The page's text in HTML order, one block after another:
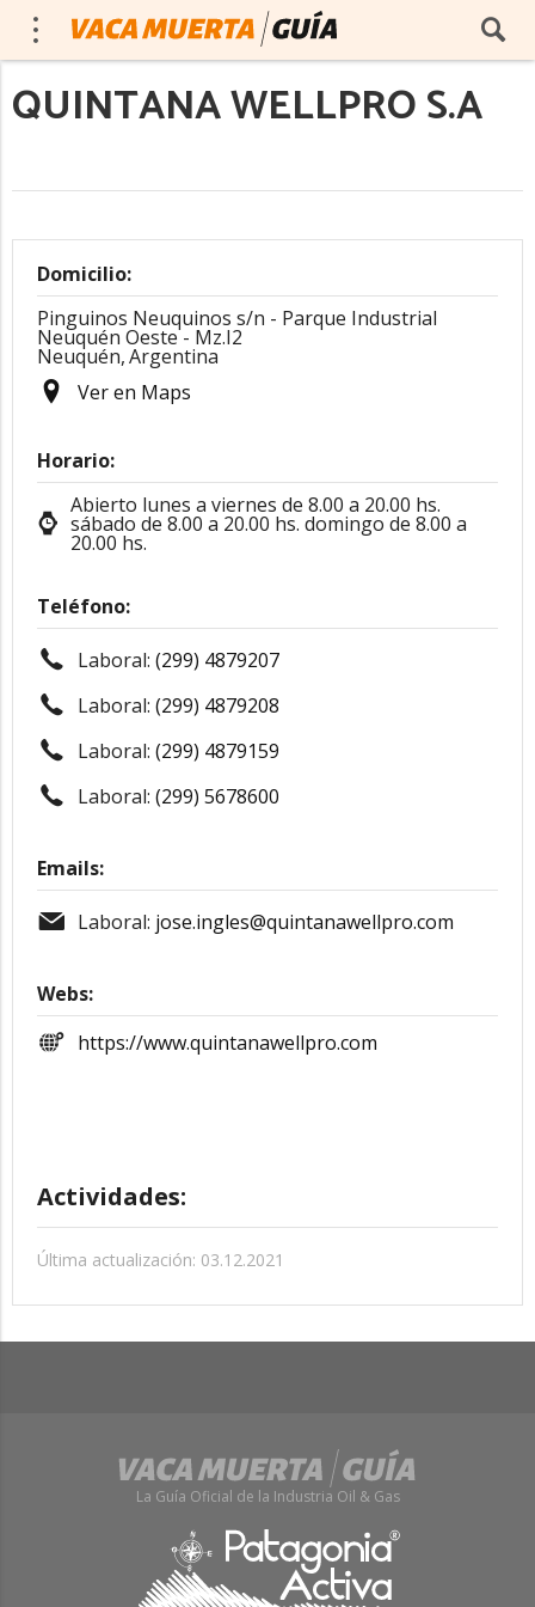
QUINTANA WELLPRO S.A
Domicilio:
Pinguinos Neuquinos s/n - Parque Industrial
Neuquén Oeste - Mz.I2
Neuquén,Argentina
Ver en Maps
Horario:
Abierto lunes a viernes de 8.00 a 20.00 hs.
sábado de 8.00 a 20.00 hs. domingo de 8.00 a
20.00 hs.
Teléfono:
Laboral: (299) 4879207
Laboral: (299) 4879208
Laboral: (299) 4879159
Laboral: (299) 5678600
Emails:
Laboral: jose.ingles@quintanawellpro.com
Webs:
https://www.quintanawellpro.com
Actividades:
Última actualización: 03.12.2021
La Guía Oficial de la Industria Oil & Gas